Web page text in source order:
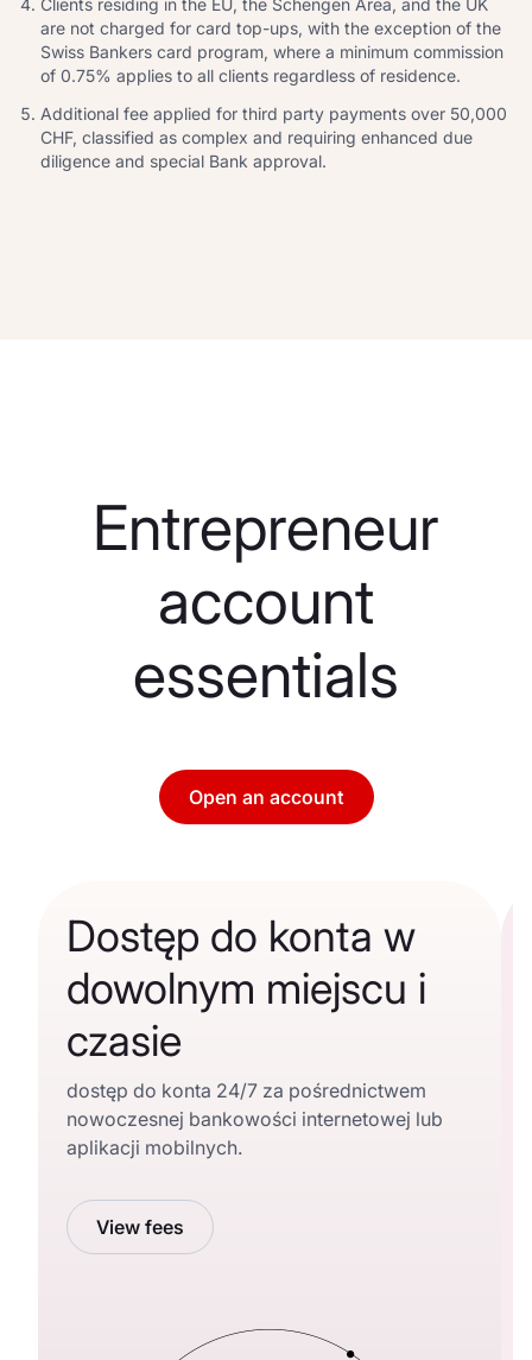
are not charged for card top-ups, with the exception of the
Swiss Bankers card program, where a minimum commission
of 0.75% applies to all clients regardless of residence.
Additional fee applied for third party payments over 50,000
CHF, classified as complex and requiring enhanced due
diligence and special Bank approval.
Entrepreneur
account
essentials
Open an account
Dostęp do konta w
dowolnym miejscu i
czasie
dostęp do konta 24/7 za pośrednictwem
nowoczesnej bankowości internetowej lub
aplikacji mobilnych.
View fees